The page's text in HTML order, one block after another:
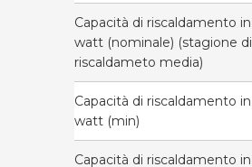
Capacità di riscaldamento in
watt (nominale) (stagione di
riscaldameto media)
Capacità di riscaldamento in
watt (min)
Capacità di riscaldamento in